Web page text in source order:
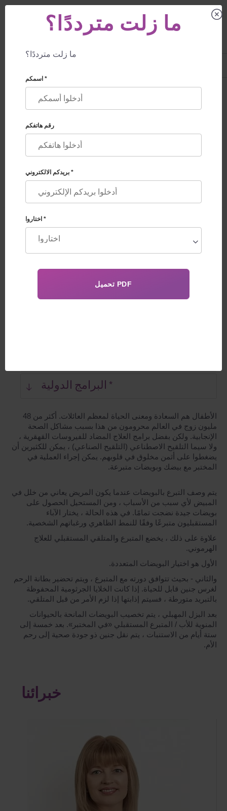
خدمات خدمات التبرع بالبويضات
خدمات التبرع بالبويضات
كيف تعمل
اختيار المتبرع بالبويضات
البرامج الدولية *
الأطفال هم السعادة ومعنى الحياة لمعظم العائلات. أكثر من 48
مليون زوج في العالم محرومون من هذا بسبب مشاكل الصحة
الإنجابية. ولكن بفضل برامج العلاج المضاد للفيروسات القهقرية ،
ولا سيما التلقيح الاصطناعي (التلقيح الصناعي) ، يمكن للكثيرين أن
يضغطوا على أثمن مخلوق في قلوبهم. يمكن إجراء العملية في
المختبر مع بيضك وبويضات متبرعة.
يتم وصف التبرع بالبويضات عندما يكون المريض يعاني من خلل في
المبيض لأي سبب من الأسباب ، ومن المستحيل الحصول على
بويضات جيدة نضجت تمامًا. في هذه الحالة ، يختار الآباء
المستقبليون متبرعًا وفقًا للنمط الظاهري ورغباتهم الشخصية.
علاوة على ذلك ، يخضع المتبرع والمتلقي المستقبلي للعلاج
الهرموني.
الأول هو اختيار البويضات المتعددة.
والثاني - بحيث تتوافق دورته مع المتبرع ، ويتم تحضير بطانة الرحم
لغرس جنين قابل للحياة. إذا كانت الخلايا الجرثومية المحفوظة
بالتبريد متورطة ، فسيتم إذابتها إذا لزم الأمر من قبل المتلقي.
بعد البزل المهبلي ، يتم تخصيب البويضات المانحة بالحيوانات
المنوية للأب / المتبرع المستقبلي «في المختبر». بعد خمسة إلى
ستة أيام من الاستنبات ، يتم نقل جنين ذو جودة صحية إلى رحم
الأم.
خبرائنا
ما زلت مترددًا؟
ما زلت مترددًا؟
اسمكم *
رقم هاتفكم
بريدكم الالكتروني *
اختاروا *